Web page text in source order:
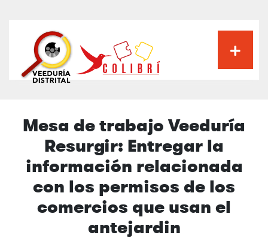
principal
Mesa de trabajo Veeduría
Resurgir: Entregar la
información relacionada
con los permisos de los
comercios que usan el
antejardin